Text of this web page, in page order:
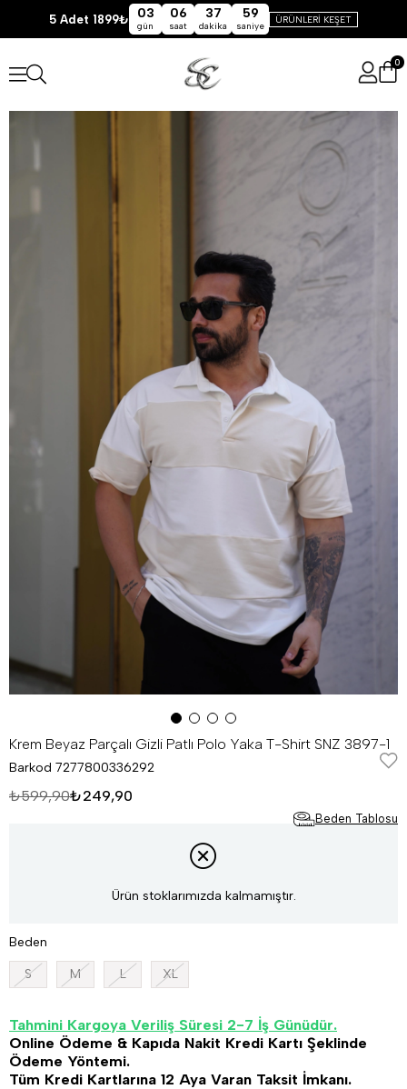
5 Adet 1899₺ 03
gün
06
saat
37
dakika
59
saniye
ÜRÜNLERİ KEŞET
0
Krem Beyaz Parçalı Gizli Patlı Polo Yaka T-Shirt SNZ 3897-1
Barkod 7277800336292
₺599,90₺249,90
Beden Tablosu
Ürün stoklarımızda kalmamıştır.
Beden
S M L XL
Tahmini Kargoya Veriliş Süresi 2-7 İş Günüdür.
Online Ödeme & Kapıda Nakit Kredi Kartı Şeklinde
Ödeme Yöntemi.
Tüm Kredi Kartlarına 12 Aya Varan Taksit İmkanı.